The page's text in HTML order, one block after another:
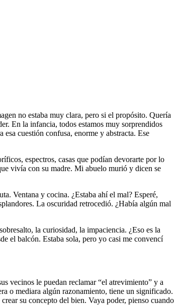
no estaba muy clara, pero si el propósito. Quería
En la infancia, todos estamos muy sorprendidos
cuestión confusa, enorme y abstracta. Ese
espectros, casas que podían devorarte por lo
vivía con su madre. Mi abuelo murió y dicen se
Ventana y cocina. ¿Estaba ahí el mal? Esperé,
La oscuridad retrocedió. ¿Había algún mal
la curiosidad, la impaciencia. ¿Eso es la
el balcón. Estaba sola, pero yo casi me convencí
vecinos le puedan reclamar “el atrevimiento” y a
o mediara algún razonamiento, tiene un significado.
su concepto del bien. Vaya poder, pienso cuando